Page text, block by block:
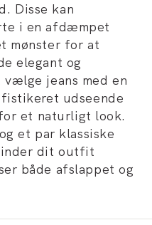
Disse kan
i en afdæmpet
mønster for at
elegant og
jeans med en
udseende
et naturligt look.
og et par klassiske
dit outfit
både afslappet og